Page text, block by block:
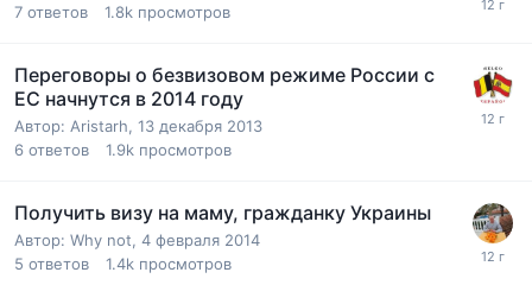
7 ответов 1.8k просмотров
Переговоры о безвизовом режиме России с
ЕС начнутся в 2014 году
Автор: Aristarh, 13 декабря 2013
6 ответов 1.9k просмотров
Получить визу на маму, гражданку Украины
Автор: Why not, 4 февраля 2014
5 ответов 1.4k просмотров